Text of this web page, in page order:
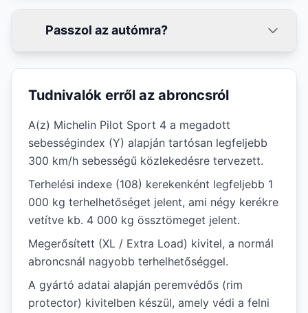
Passzol az autómra?
Tudnivalók erről az abroncsról
A(z) Michelin Pilot Sport 4 a megadott
sebességindex (Y) alapján tartósan legfeljebb
300 km/h sebességű közlekedésre tervezett.
Terhelési indexe (108) kerekenként legfeljebb 1
000 kg terhelhetőséget jelent, ami négy kerékre
vetítve kb. 4 000 kg össztömeget jelent.
Megerősített (XL / Extra Load) kivitel, a normál
abroncsnál nagyobb terhelhetőséggel.
A gyártó adatai alapján peremvédős (rim
protector) kivitelben készül, amely védi a felni